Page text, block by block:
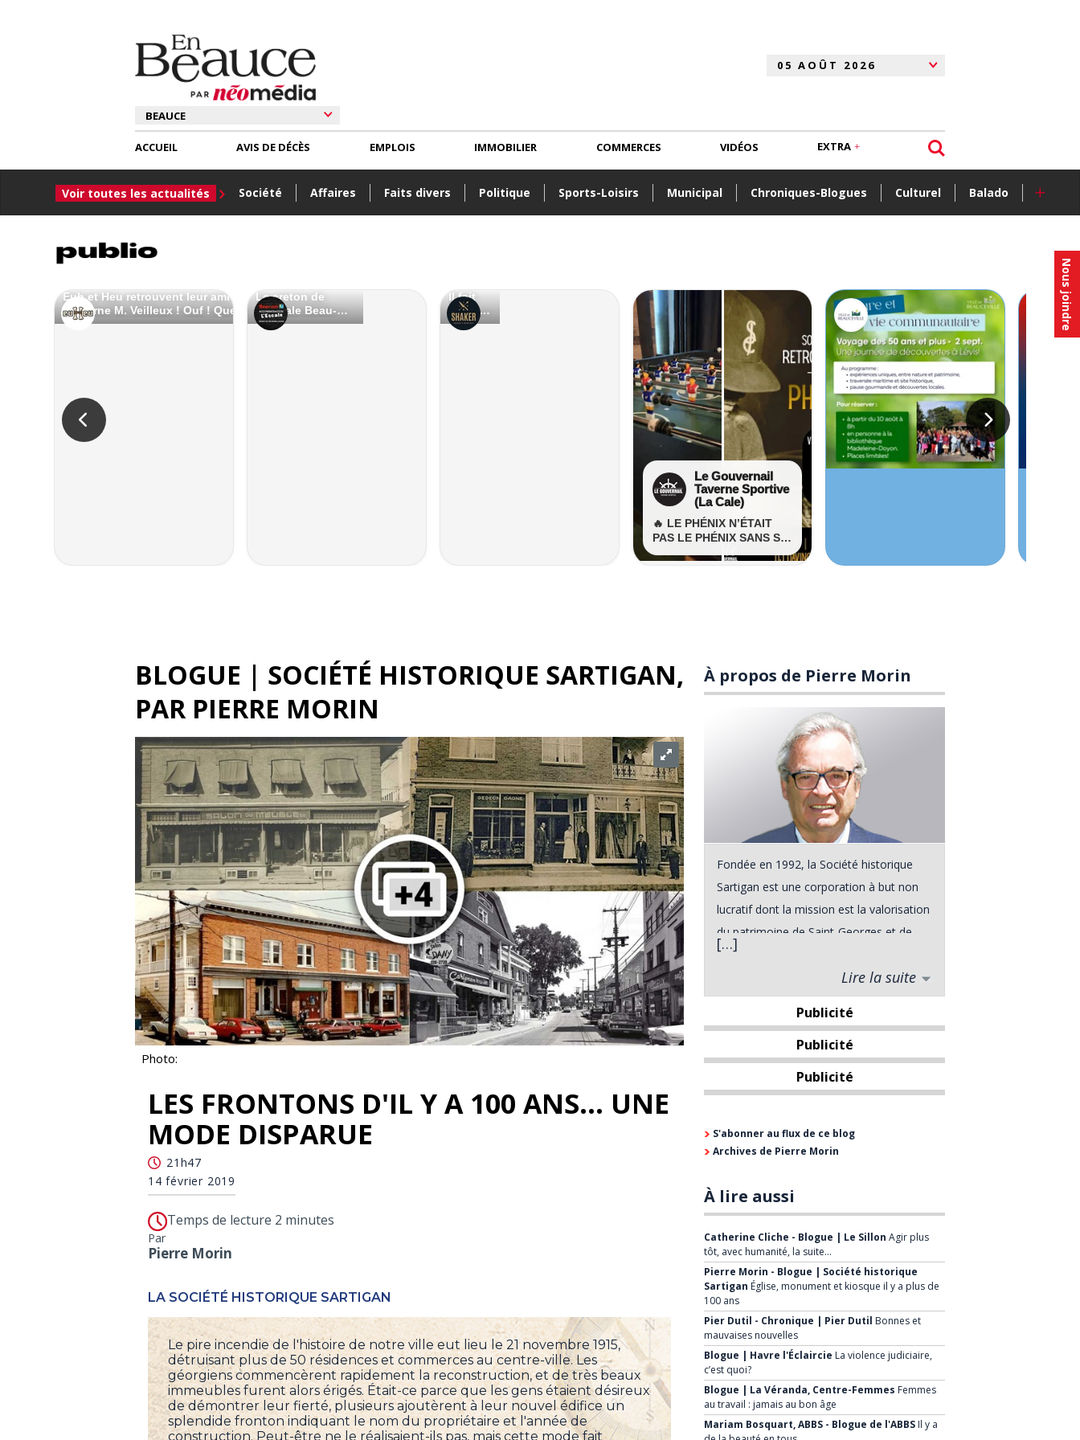
Nous joindre
ACCUEIL
Voir toutes les actualités Société Affaires Faits divers Politique Sports-Loisirs Municipal Chroniques-Blogues Culturel Balado +
AVIS DE DÉCÈS EMPLOIS IMMOBILIER COMMERCES VIDÉOS EXTRA
BLOGUE | SOCIÉTÉ HISTORIQUE SARTIGAN,
PAR PIERRE MORIN
Photo:
LES FRONTONS D'IL Y A 100 ANS... UNE
MODE DISPARUE
21h47
14 février 2019
Temps de lecture 2 minutes
Par
Pierre Morin
LA SOCIÉTÉ HISTORIQUE SARTIGAN
Le pire incendie de l'histoire de notre ville eut lieu le 21 novembre 1915,
détruisant plus de 50 résidences et commerces au centre-ville. Les
géorgiens commencèrent rapidement la reconstruction, et de très beaux
immeubles furent alors érigés. Était-ce parce que les gens étaient désireux
de démontrer leur fierté, plusieurs ajoutèrent à leur nouvel édifice un
splendide fronton indiquant le nom du propriétaire et l'année de
construction. Peut-être ne le réalisaient-ils pas, mais cette mode fait
À propos de Pierre Morin
Fondée en 1992, la Société historique
Sartigan est une corporation à but non
lucratif dont la mission est la valorisation
du patrimoine de Saint-Georges et de
ses environs. Elle a vu le jour à la suite
d'une rencontre entre divers intervenants
du milieu touristique de Saint-Georges,
rencontre qui s'est déroulée dans le
cadre du Forum Urbain de l'automne
1991. De plus, le grand public pourra
bientôt visiter le Musée de
présentement en restructuration.
de :
historique régional
Mettre en valeur le patrimoine de
la ville et de ses environs
Sensibiliser la population à la
sauvegarde de notre patrimoine
Développer de nouveaux projets à
caractère historique, faire
connaître à la population les
avantages économiques et
[…]
Lire la suite
Publicité
Publicité
Publicité
S'abonner au flux de ce blog
Archives de Pierre Morin
À lire aussi
Catherine Cliche - Blogue | Le Sillon Agir plus
tôt, avec humanité, la suite…
Pierre Morin - Blogue | Société historique
Sartigan Église, monument et kiosque il y a plus de
100 ans
Pier Dutil - Chronique | Pier Dutil Bonnes et
mauvaises nouvelles
Blogue | Havre l'Éclaircie La violence judiciaire,
c’est quoi?
Blogue | La Véranda, Centre-Femmes Femmes
au travail : jamais au bon âge
Mariam Bosquart, ABBS - Blogue de l'ABBS Il y a